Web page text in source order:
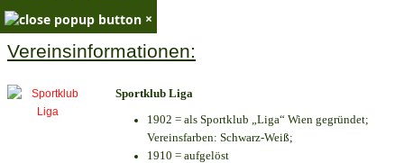
×
Vereinsinformationen:
Sportklub Liga
1902 = als Sportklub „Liga“ Wien gegründet;
Vereinsfarben: Schwarz-Weiß;
1910 = aufgelöst